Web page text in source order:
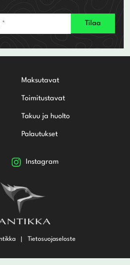
Tietosuojaseloste
Maksutavat
Toimitustavat
Takuu ja huolto
Palautukset
Instagram